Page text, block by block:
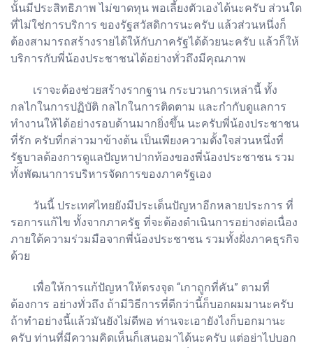
นั้นมีประสิทธิภาพ ไม่ขาดทุน พอเลี้ยงตัวเองได้นะครับ ส่วนใด
ที่ไม่ใช่การบริการ ของรัฐสวัสดิการนะครับ แล้วส่วนหนึ่งก็
ต้องสามารถสร้างรายได้ให้กับภาครัฐได้ด้วยนะครับ แล้วก็ให้
บริการกับพี่น้องประชาชนได้อย่างทั่วถึงมีคุณภาพ
เราจะต้องช่วยสร้างรากฐาน กระบวนการเหล่านี้ ทั้ง
กลไกในการปฏิบัติ กลไกในการติดตาม และกำกับดูแลการ
ทำงานให้ได้อย่างรอบด้านมากยิ่งขึ้น นะครับพี่น้องประชาชน
ที่รัก ครับที่กล่าวมาข้างต้น เป็นเพียงความตั้งใจส่วนหนึ่งที่
รัฐบาลต้องการดูแลปัญหาปากท้องของพี่น้องประชาชน รวม
ทั้งพัฒนาการบริหารจัดการของภาครัฐเอง
วันนี้ ประเทศไทยยังมีประเด็นปัญหาอีกหลายประการ ที่
รอการแก้ไข ทั้งจากภาครัฐ ที่จะต้องดำเนินการอย่างต่อเนื่อง
ภายใต้ความร่วมมือจากพี่น้องประชาชน รวมทั้งฝั่งภาคธุรกิจ
ด้วย
เพื่อให้การแก้ปัญหาให้ตรงจุด “เกาถูกที่คัน” ตามที่
ต้องการ อย่างทั่วถึง ถ้ามีวิธีการที่ดีกว่านี้ก็บอกผมมานะครับ
ถ้าทำอย่างนี้แล้วมันยังไม่ดีพอ ท่านจะเอายังไงก็บอกมานะ
ครับ ท่านที่มีความคิดเห็นก็เสนอมาได้นะครับ แต่อย่าไปบอก